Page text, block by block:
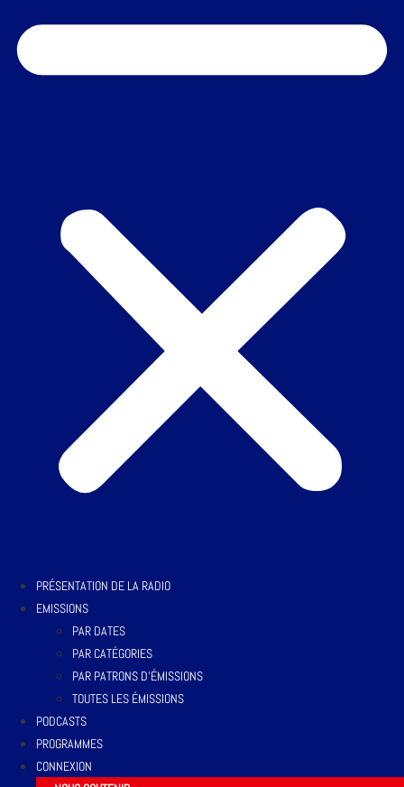
PRÉSENTATION DE LA RADIO
EMISSIONS
PAR DATES
PAR CATÉGORIES
PAR PATRONS D’ÉMISSIONS
TOUTES LES ÉMISSIONS
PODCASTS
PROGRAMMES
CONNEXION